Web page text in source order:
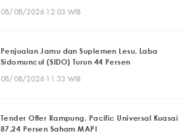
08/08/2026 12:03 WIB
Penjualan Jamu dan Suplemen Lesu, Laba
Sidomuncul (SIDO) Turun 44 Persen
08/08/2026 11:33 WIB
Tender Offer Rampung, Pacific Universal Kuasai
87,24 Persen Saham MAPI